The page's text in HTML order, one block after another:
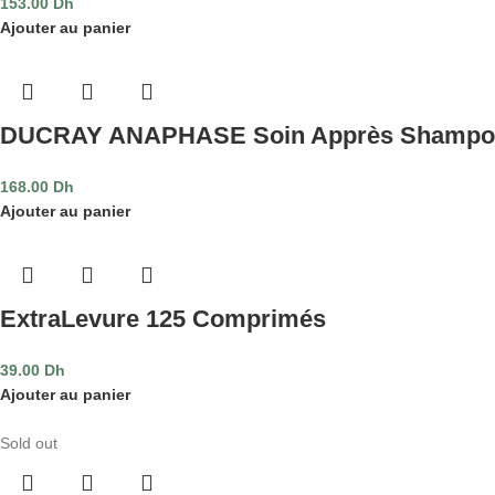
Ajouter au panier
DUCRAY ANAPHASE Soin Apprès
168.00 Dh
Ajouter au panier
ExtraLevure 125 Comprimés
39.00 Dh
Ajouter au panier
Sold out